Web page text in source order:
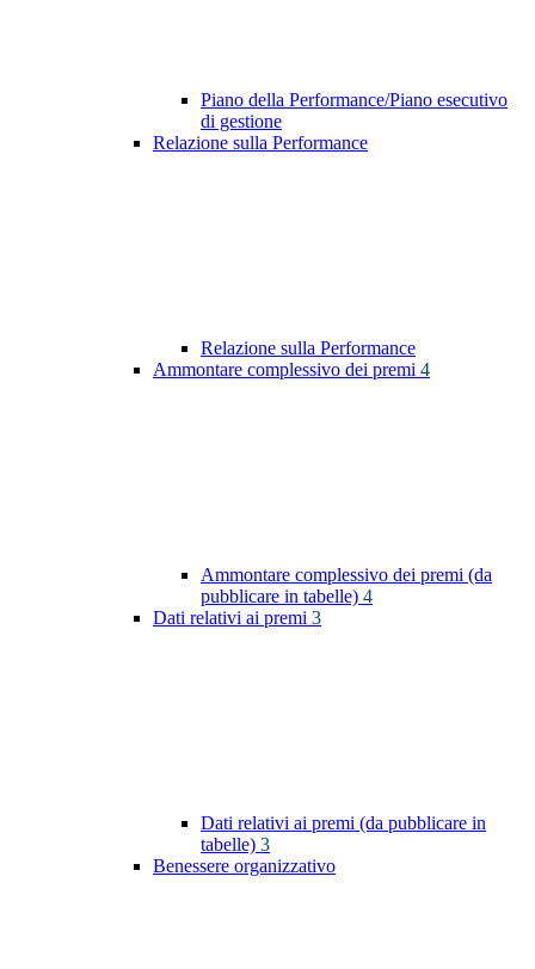
Piano della Performance/Piano esecutivo
di gestione
Relazione sulla Performance
Relazione sulla Performance
Ammontare complessivo dei premi 4
Ammontare complessivo dei premi (da
pubblicare in tabelle) 4
Dati relativi ai premi 3
Dati relativi ai premi (da pubblicare in
tabelle) 3
Benessere organizzativo